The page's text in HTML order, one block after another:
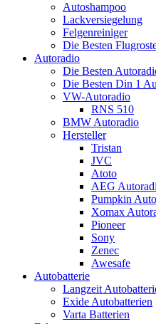
Autoshampoo
Lackversiegelung
Felgenreiniger
Die Besten
Autoradio
Die Besten
Die Besten Din 1
VW-Autoradio
RNS 510
BMW Autoradio
Hersteller
Tristan
JVC
Atoto
AEG
Pumpkin
Xomax
Pioneer
Sony
Zenec
Awesafe
Autobatterie
Langzeit
Exide Autobatterien
Varta Batterien